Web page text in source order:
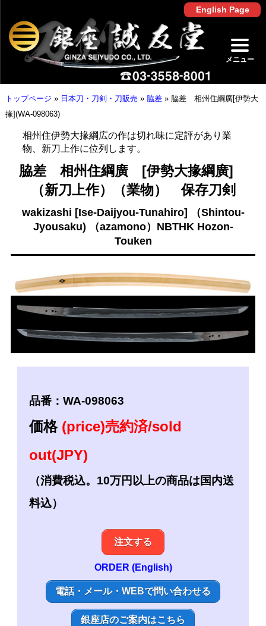
English Page
メニュー
トップページ » 日本刀・刀剣・刀販売 » 脇差» 脇差 相州住綱廣[伊勢大
掾](WA-098063)
相州住伊勢大掾綱広の作は切れ味に定評があり業
物、新刀上作に位列します。
脇差 相州住綱廣 [伊勢大掾綱廣]
（新刀上作）（業物） 保存刀剣
wakizashi [Ise-Daijyou-Tunahiro] （Shintou-
Jyousaku) （azamono）NBTHK Hozon-
Touken
品番：WA-098063
価格 (price)売約済/sold
out(JPY)
（消費税込。10万円以上の商品は国内送
料込）
注文する
ORDER (English)
電話・メール・WEBで問い合わせる
銀座店のご案内はこちら